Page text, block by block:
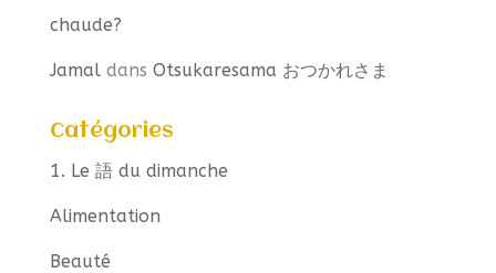
chaude?
Jamaldans Otsukaresama おつかれさま
Catégories
1. Le 語 du dimanche
Alimentation
Beauté